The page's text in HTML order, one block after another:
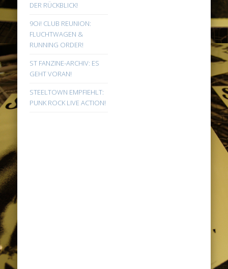
DER RÜCKBLICK!
9Oi! CLUB REUNION:
FLUCHTWAGEN &
RUNNING ORDER!
ST FANZINE-ARCHIV: ES
GEHT VORAN!
STEELTOWN EMPFIEHLT:
PUNK ROCK LIVE ACTION!